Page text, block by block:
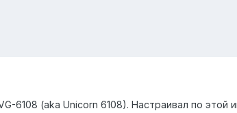
6108 (aka Unicorn 6108). Настраивал по этой